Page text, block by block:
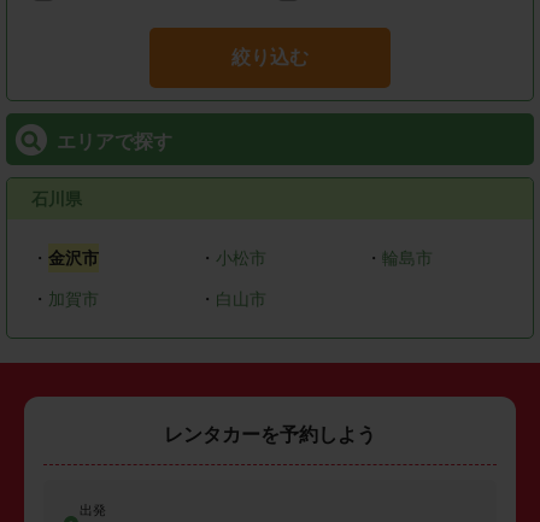
絞り込む
エリアで探す
石川県
・ 金沢市 ・ 小松市 ・輪島市
・ 加賀市 ・ 白山市
レンタカーを予約しよう
出発